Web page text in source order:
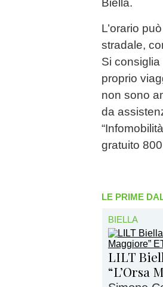
L’orario
stradale,
Si
proprio
non sono
da
gratuito
LE PRIME
BIELLA
LILT
“L’Orsa